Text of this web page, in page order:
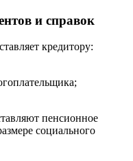
и справок
кредитору:
пенсионное
социального